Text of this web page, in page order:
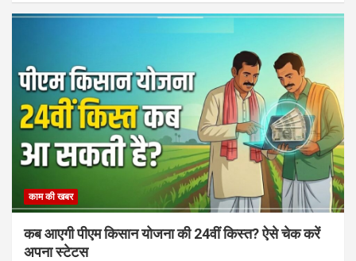
काम की खबर
कब आएगी पीएम किसान योजना की 24वीं किस्त? ऐसे चेक करें
अपना स्टेटस